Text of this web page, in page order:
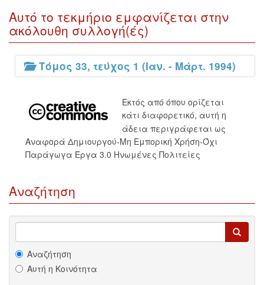
Αυτό το τεκμήριο εμφανίζεται στην
ακόλουθη συλλογή(ές)
Τόμος 33, τεύχος 1 (Ιαν. - Μάρτ. 1994)
Εκτός από όπου ορίζεται
κάτι διαφορετικό, αυτή η
άδεια περιγράφεται ως
Αναφορά Δημιουργού-Μη Εμπορική Χρήση-Όχι
Παράγωγα Έργα 3.0 Ηνωμένες Πολιτείες
Αναζήτηση
Αναζήτηση
Αυτή η Κοινότητα